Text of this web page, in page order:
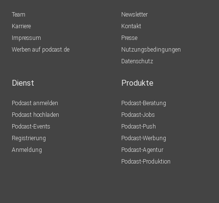
Team
Karriere
Impressum
Werben auf podcast.de
Newsletter
Kontakt
Presse
Nutzungsbedingungen
Datenschutz
Dienst
Podcast anmelden
Podcast hochladen
Podcast-Events
Registrierung
Anmeldung
Produkte
Podcast-Beratung
Podcast-Jobs
Podcast-Push
Podcast-Werbung
Podcast-Agentur
Podcast-Produktion